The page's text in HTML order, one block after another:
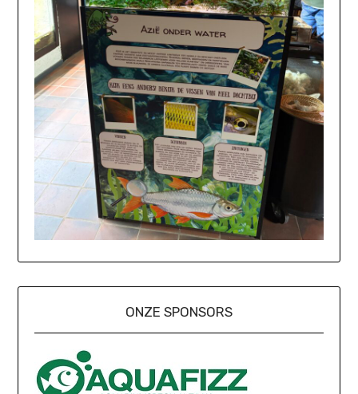
ONZE SPONSORS